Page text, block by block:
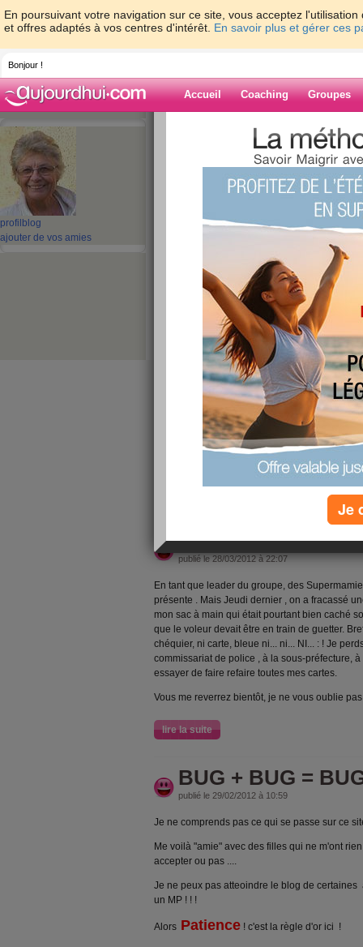
En poursuivant votre navigation sur ce site, vous acceptez
et offres adaptés à vos centres d'intérêt. En savoir plus et gérer ces
Bonjour !
Accueil Coaching Groupes
profil blog
ajouter de vos amies
>
Blog de
21 - 30 31 - 32
‹ Préc. 1 2 3 4 5
Pause de mon
durée
publié le 22/05/2013 à 22:58
Ne mettez plus de commentaires sur mon
Vous ne pourrez me contacter que dans le
Je viens
publié le 28/03/2012 à 22:07
En tant que leader du groupe, des
présente . Mais Jeudi dernier , on a fracassé
mon sac à main qui était pourtant bien caché
que le voleur devait être en train de guetter.
chéquier, ni carte, bleue ni... ni... NI... : ! Je
commissariat de police , à la sous-préfecture,
essayer de faire refaire toutes mes cartes.
Vous me reverrez bientôt, je ne vous oublie pas
lire la suite
BUG + BUG =
publié le 29/02/2012 à 10:59
Je ne comprends pas ce qui se passe sur ce
Me voilà "amie" avec des filles qui ne m'ont
accepter ou pas ....
Je ne peux pas atteoindre le blog de
un MP ! ! !
Alors Patience ! c'est la règle d'or ici !
Je